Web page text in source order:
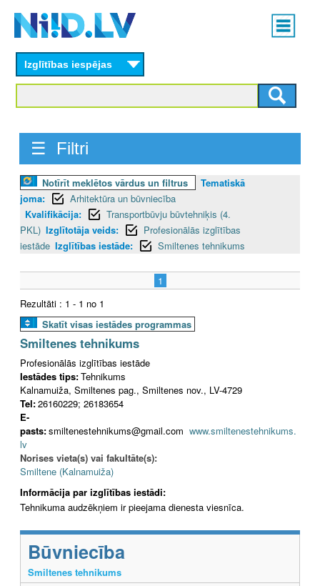
content
Main
menu
Izglītības iespējas
☰ Filtri
Notīrīt meklētos vārdus un filtrus
Tematiskā
joma:
Arhitektūra un būvniecība
Kvalifikācija:
Transportbūvju būvtehniķis (4.
PKL) Izglītotāja veids:
Profesionālās izglītības
iestāde Izglītības iestāde: Smiltenes tehnikums
1
Rezultāti : 1 - 1 no 1
Skatīt visas iestādes programmas
Smiltenes tehnikums
Profesionālās izglītības iestāde
Iestādes tips:Tehnikums
Kalnamuiža, Smiltenes pag., Smiltenes nov., LV-4729
Tel:26160229; 26183654
E-
pasts:smiltenestehnikums@gmail.com www.smiltenestehnikums.
lv
Norises vieta(s) vai fakultāte(s):
Smiltene (Kalnamuiža)
Informācija par izglītības iestādi:
Tehnikuma audzēkņiem ir pieejama dienesta viesnīca.
Būvniecība
Smiltenes tehnikums